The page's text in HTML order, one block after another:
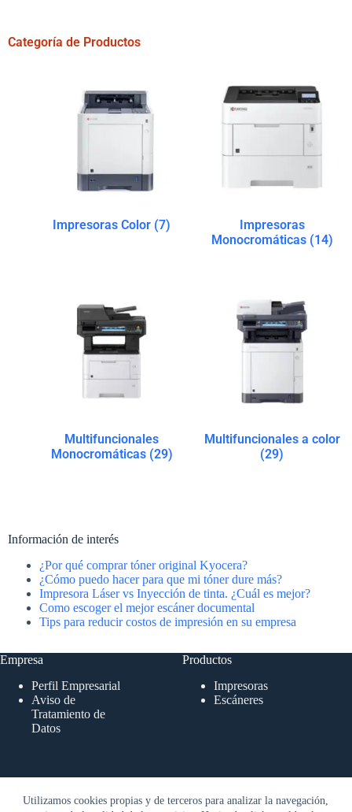
Utilizamos cookies propias y de terceros para analizar la navegación,
Categoría de Productos
Impresoras Color (7)
Impresoras
Monocromáticas (14)
Multifuncionales
Monocromáticas (29)
Multifuncionales a color
(29)
Información de interés
¿Por qué comprar tóner original Kyocera?
¿Cómo puedo hacer para que mi tóner dure más?
Impresora Láser vs Inyección de tinta. ¿Cuál es mejor?
Como escoger el mejor escáner documental
Tips para reducir costos de impresión en su empresa
Empresa
Perfil Empresarial
Aviso de
Tratamiento de
Datos
Productos
Impresoras
Escáneres
Indicadores Económicos